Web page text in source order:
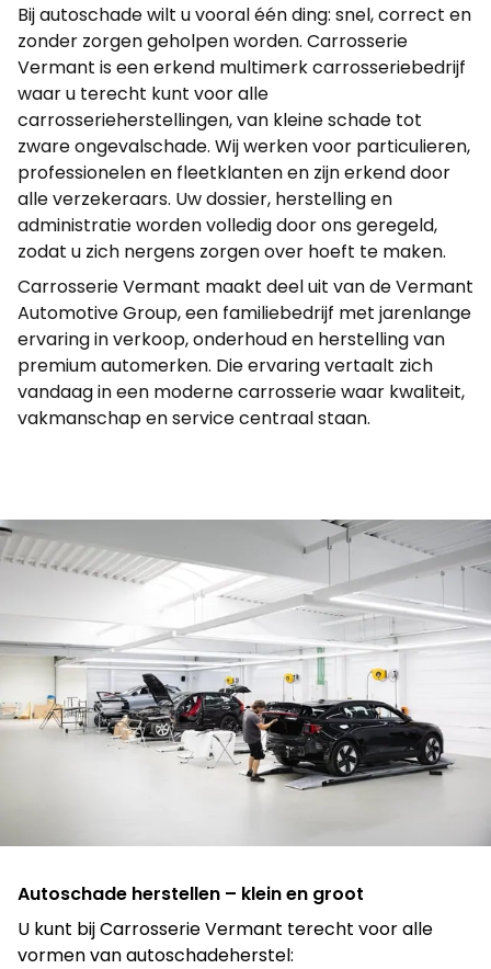
Bij autoschade wilt u vooral één ding: snel, correct en
zonder zorgen geholpen worden. Carrosserie
Vermant is een erkend multimerk carrosseriebedrijf
waar u terecht kunt voor alle
carrosserieherstellingen, van kleine schade tot
zware ongevalschade. Wij werken voor particulieren,
professionelen en fleetklanten en zijn erkend door
alle verzekeraars. Uw dossier, herstelling en
administratie worden volledig door ons geregeld,
zodat u zich nergens zorgen over hoeft te maken.
Carrosserie Vermant maakt deel uit van de Vermant
Automotive Group, een familiebedrijf met jarenlange
ervaring in verkoop, onderhoud en herstelling van
premium automerken. Die ervaring vertaalt zich
vandaag in een moderne carrosserie waar kwaliteit,
vakmanschap en service centraal staan.
Autoschade herstellen – klein en groot
U kunt bij Carrosserie Vermant terecht voor alle
vormen van autoschadeherstel: